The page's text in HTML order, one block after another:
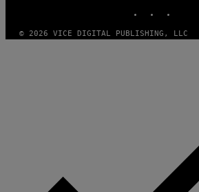
© 2026 VICE DIGITAL PUBLISHING, LLC